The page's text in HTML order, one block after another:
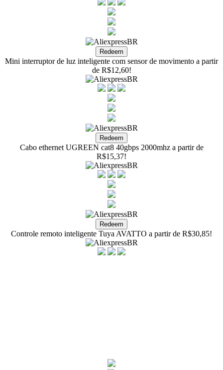
Mini interruptor de luz inteligente com sensor de movimento a partir
de R$12,60!
Cabo ethernet UGREEN cat8 40gbps 2000mhz a partir de
R$15,37!
Controle remoto inteligente Tuya AVATTO a partir de R$30,85!